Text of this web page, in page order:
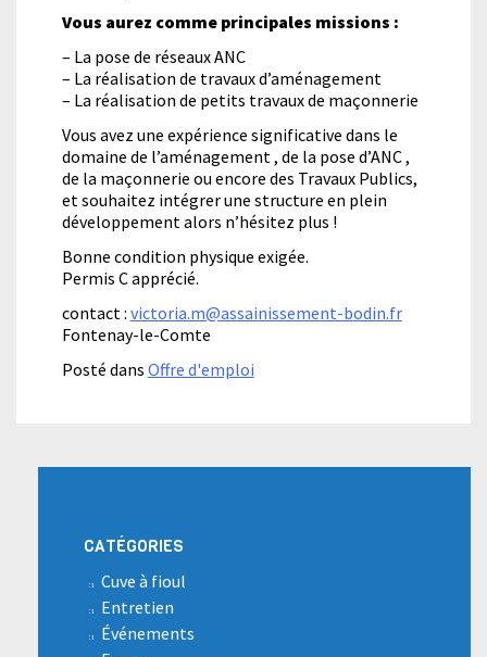
Vous aurez comme principales missions :
– La pose de réseaux ANC
– La réalisation de travaux d’aménagement
– La réalisation de petits travaux de maçonnerie
Vous avez une expérience significative dans le
domaine de l’aménagement , de la pose d’ANC ,
de la maçonnerie ou encore des Travaux Publics,
et souhaitez intégrer une structure en plein
développement alors n’hésitez plus !
Bonne condition physique exigée.
Permis C apprécié.
contact : victoria.m@assainissement-bodin.fr
Fontenay-le-Comte
Posté dans Offre d'emploi
CATÉGORIES
Cuve à fioul
Entretien
Événements